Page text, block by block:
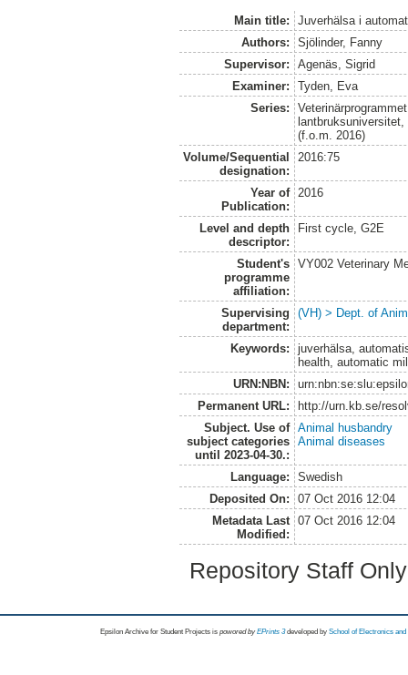
Main title:
Juverhälsa i
Authors:
Sjölinder, Fanny
Supervisor:
Agenäs, Sigrid
Examiner:
Tyden, Eva
Series:
(f.o.m. 2016)
Volume/Sequential
designation:
2016:75
Year of
Publication:
2016
Level and depth
descriptor:
First cycle, G2E
Student's
programme
affiliation:
VY002 Veterinary
Supervising
department:
(VH) > Dept. of
Keywords:
juverhälsa,
health, automatic
URN:NBN:
Permanent URL:
http://urn.kb.se/
Subject. Use of
subject categories
until 2023-04-30.:
Animal husbandry
Animal diseases
Language:
Swedish
Deposited On:
07 Oct 2016 12:04
Metadata Last
Modified:
07 Oct 2016 12:04
Repository Staff
Epsilon Archive for Student Projects is powored byEPrints 3 developed by School of Electronics